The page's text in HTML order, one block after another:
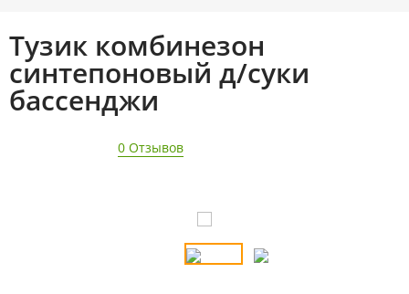
Тузик комбинезон
синтепоновый д/суки
бассенджи
0 Отзывов